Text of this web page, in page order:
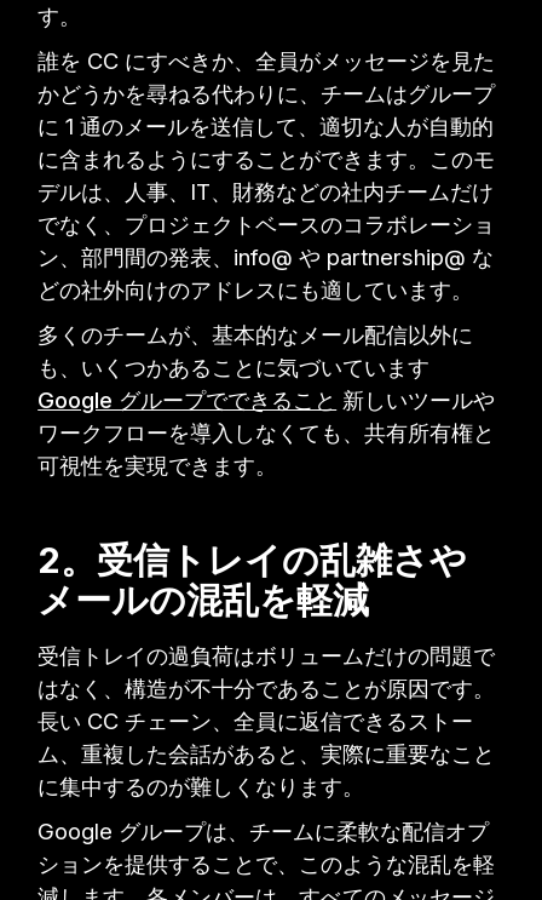
す。
誰を CC にすべきか、全員がメッセージを見た
かどうかを尋ねる代わりに、チームはグループ
に 1 通のメールを送信して、適切な人が自動的
に含まれるようにすることができます。このモ
デルは、人事、IT、財務などの社内チームだけ
でなく、プロジェクトベースのコラボレーショ
ン、部門間の発表、info@ や partnership@ な
どの社外向けのアドレスにも適しています。
多くのチームが、基本的なメール配信以外に
も、いくつかあることに気づいています
Google グループでできること 新しいツールや
ワークフローを導入しなくても、共有所有権と
可視性を実現できます。
2。受信トレイの乱雑さや
メールの混乱を軽減
受信トレイの過負荷はボリュームだけの問題で
はなく、構造が不十分であることが原因です。
長い CC チェーン、全員に返信できるストー
ム、重複した会話があると、実際に重要なこと
に集中するのが難しくなります。
Google グループは、チームに柔軟な配信オプ
ションを提供することで、このような混乱を軽